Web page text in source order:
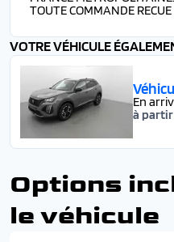
TOUTE COMMANDE
VOTRE VÉHICULE
En
à partir
Options
le véhicule